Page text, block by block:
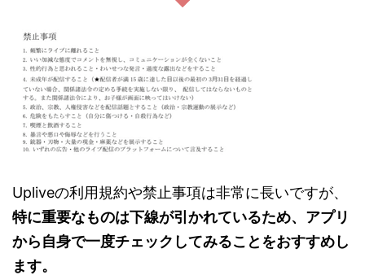
Upliveの利用規約や禁止事項は非常に長いですが、
特に重要なものは下線が引かれているため、アプリ
から自身で一度チェックしてみることをおすすめし
ます。